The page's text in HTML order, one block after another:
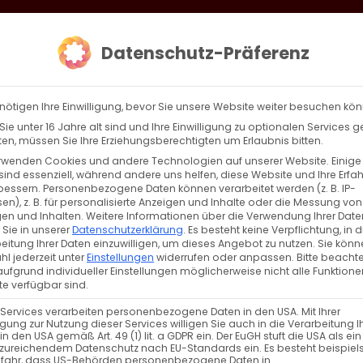
Zurück Vor
Datenschutz-Präferenz
Ihre Einwilligung, bevor Sie unsere Website weiter besuchen
unter 16 Jahre alt sind und Ihre Einwilligung zu optionalen Services
müssen Sie Ihre Erziehungsberechtigten um Erlaubnis bitten.
Cookies und andere Technologien auf unserer Website.
essenziell, während andere uns helfen, diese Website und Ihre
Personenbezogene Daten können verarbeitet werden (z. B. IP-
z. B. für personalisierte Anzeigen und Inhalte oder die Messung von
und Inhalten. Weitere Informationen über die Verwendung Ihrer
in unsererDatenschutzerklärung. Es besteht keine Verpflichtung, in
Ihrer Daten einzuwilligen, um dieses Angebot zu nutzen. Sie
jederzeit unterEinstellungen widerrufen oder anpassen. Bitte
individueller Einstellungen möglicherweise nicht alle
verfügbar sind.
verarbeiten personenbezogene Daten in den USA. Mit Ihrer
zur Nutzung dieser Services willigen Sie auch in die Verarbeitung
den USA gemäß Art. 49 (1) lit. a GDPR ein. Der EuGH stuft die USA als
Datenschutz nach EU-Standards ein. Es besteht
dass US-Behörden personenbezogene Daten in